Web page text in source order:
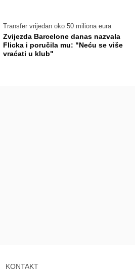
Transfer vrijedan oko 50 miliona eura
Zvijezda Barcelone danas nazvala
Flicka i poručila mu: "Neću se više
vraćati u klub"
KONTAKT